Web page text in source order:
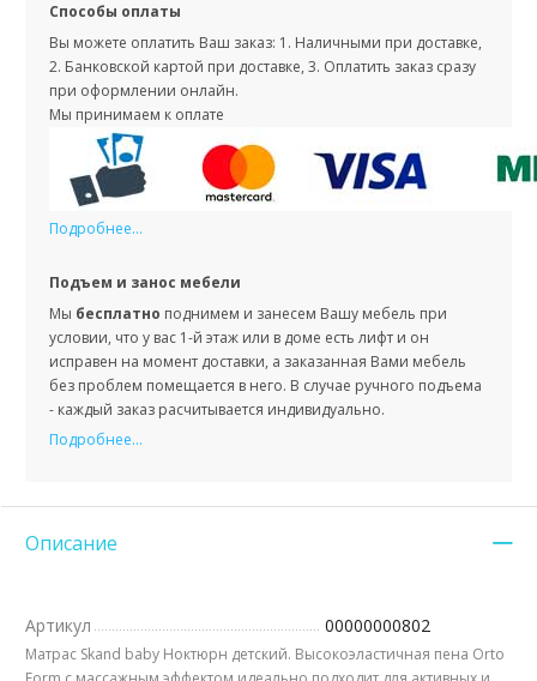
Способы оплаты
Вы можете оплатить Ваш заказ: 1. Наличными при доставке,
2. Банковской картой при доставке, 3. Оплатить заказ сразу
при оформлении онлайн.
Мы принимаем к оплате
Подробнее...
Подъем и занос мебели
Мы бесплатно поднимем и занесем Вашу мебель при
условии, что у вас 1-й этаж или в доме есть лифт и он
исправен на момент доставки, а заказанная Вами мебель
без проблем помещается в него. В случае ручного подъема
- каждый заказ расчитывается индивидуально.
Подробнее...
Описание
Артикул 00000000802
Матрас Skand baby Ноктюрн детский. Высокоэластичная пена Orto